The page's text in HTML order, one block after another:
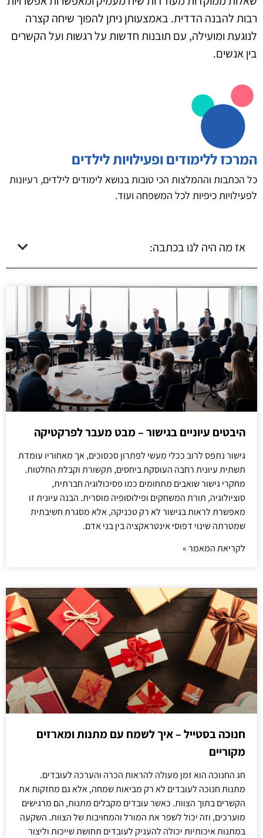
רבות להבנה הדדית. באמצעותן ניתן להפוך שיחה קצרה
לנוגעת ומועילה, עם תובנות חדשות על רגשות ועל הקשרים
בין אנשים.
המרכז ללימודים ופעילויות לילדים
כל הכתבות וההמלצות הכי טובות בנושא לימודים לילדים, רעיונות
לפעילויות כיפיות לכל המשפחה ועוד.
אז מה היה לנו בכתבה:
היבטים עיוניים בגישור – מבט מעבר לפרקטיקה
גישור נתפס לרוב ככלי מעשי לפתרון סכסוכים, אך מאחוריו עומדת
תשתית עיונית רחבה העוסקת ביחסים, תקשורת וקבלת החלטות.
מחקרי גישור שואבים מתחומים כמו פסיכולוגיה חברתית,
סוציולוגיה, תורת המשחקים ופילוסופיה מוסרית. הבנה עיונית זו
מאפשרת לראות בגישור לא רק טכניקה, אלא מסגרת חשיבתית
שמטרתה שינוי דפוסי אינטראקציה בין בני אדם.
לקריאת המאמר »
חנוכה בסטייל – איך לשמח עם מתנות ומארזים
מקוריים
חג החנוכה הוא זמן מעולה להראות הכרה והערכה לעובדים.
מתנות חנוכה לעובדים לא רק מביאות שמחה, אלא גם מחזקות את
הקשרים בתוך הצוות. כאשר עובדים מקבלים מתנות, הם מרגישים
מוערכים, וזה יכול לשפר את המורל והמחויבות של הצוות. השקעה
במתנות איכותיות יכולה להעניק לעובדים תחושת שייכות וליצור